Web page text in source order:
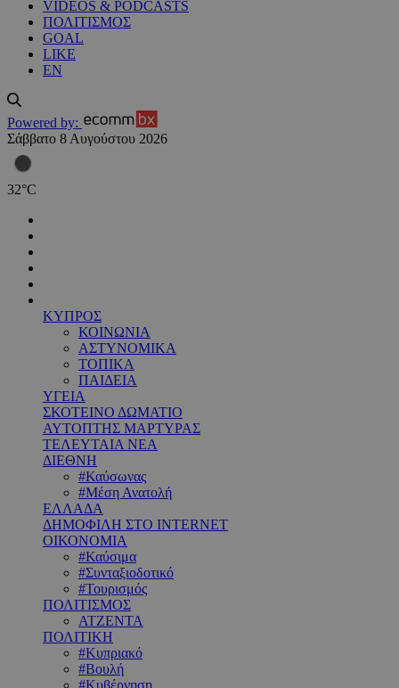
VIDEOS & PODCASTS
ΠΟΛΙΤΙΣΜΟΣ
GOAL
LIKE
EN
Powered by:
Σάββατο 8 Αυγούστου 2026
32°C
ΚΥΠΡΟΣ
ΚΟΙΝΩΝΙΑ
ΑΣΤΥΝΟΜΙΚΑ
ΤΟΠΙΚΑ
ΠΑΙΔΕΙΑ
ΥΓΕΙΑ
ΣΚΟΤΕΙΝΟ ΔΩΜΑΤΙΟ
ΑΥΤΟΠΤΗΣ ΜΑΡΤΥΡΑΣ
ΤΕΛΕΥΤΑΙΑ ΝΕΑ
ΔΙΕΘΝΗ
#Καύσωνας
#Μέση Ανατολή
ΕΛΛΑΔΑ
ΔΗΜΟΦΙΛΗ ΣΤΟ INTERNET
ΟΙΚΟΝΟΜΙΑ
#Καύσιμα
#Συνταξιοδοτικό
#Τουρισμός
ΠΟΛΙΤΙΣΜΟΣ
ΑΤΖΕΝΤΑ
ΠΟΛΙΤΙΚΗ
#Κυπριακό
#Βουλή